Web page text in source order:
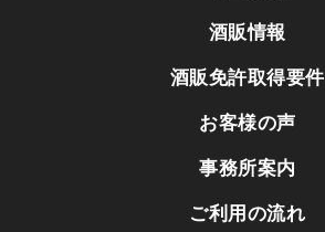
酒販情報
酒販免許取得要件
お客様の声
事務所案内
ご利用の流れ